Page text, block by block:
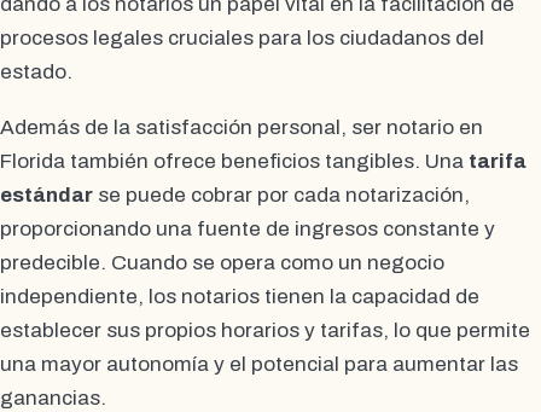
procesos legales cruciales para los ciudadanos del
estado.
Además de la satisfacción personal, ser notario en
Florida también ofrece beneficios tangibles. Una tarifa
estándar se puede cobrar por cada notarización,
proporcionando una fuente de ingresos constante y
predecible. Cuando se opera como un negocio
independiente, los notarios tienen la capacidad de
establecer sus propios horarios y tarifas, lo que permite
una mayor autonomía y el potencial para aumentar las
ganancias.